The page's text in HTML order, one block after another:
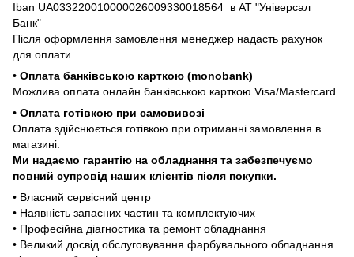
Iban UA033220010000026009330018564 в АТ "Універсал
Банк"
Після оформлення замовлення менеджер надасть рахунок
для оплати.
• Оплата банківською карткою (monobank)
Можлива оплата онлайн банківською карткою Visa/Mastercard.
• Оплата готівкою при самовивозі
Оплата здійснюється готівкою при отриманні замовлення в
магазині.
Ми надаємо гарантію на обладнання та забезпечуємо
повний супровід наших клієнтів після покупки.
• Власний сервісний центр
• Наявність запасних частин та комплектуючих
• Професійна діагностика та ремонт обладнання
• Великий досвід обслуговування фарбувального обладнання